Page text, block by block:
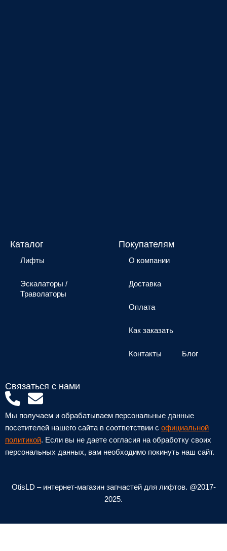
Каталог
Лифты
Эскалаторы /
Траволаторы
Покупателям
О компании
Доставка
Оплата
Как заказать
Контакты Блог
Связаться с нами
P
h
o
n
e
a
t
E
n
v
e
l
p
Мы получаем и обрабатываем персональные данные
посетителей нашего сайта в соответствии с официальной
политикой. Если вы не даете согласия на обработку своих
персональных данных, вам необходимо покинуть наш сайт.
OtisLD – интернет-магазин запчастей для лифтов. @2017-
2025.